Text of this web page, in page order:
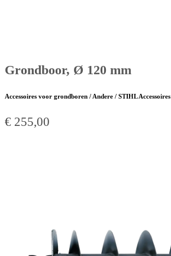
Grondboor, Ø 120 mm
Accessoires voor grondboren / Andere / STIHL Accessoires
€ 255,00